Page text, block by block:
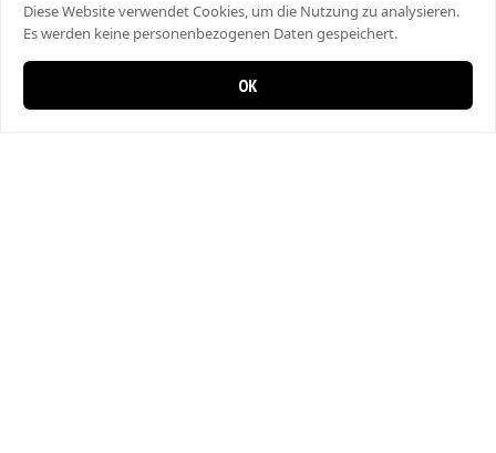
Diese Website verwendet Cookies, um die Nutzung zu analysieren.
Es werden keine personenbezogenen Daten gespeichert.
OK